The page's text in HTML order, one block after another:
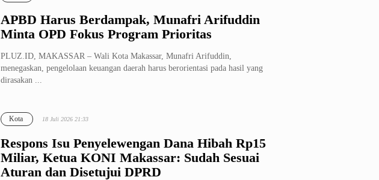
APBD Harus Berdampak, Munafri Arifuddin
Minta OPD Fokus Program Prioritas
PLUZ.ID, MAKASSAR – Wali Kota Makassar, Munafri Arifuddin,
menegaskan, pengelolaan keuangan daerah harus berorientasi pada hasil yang
dirasakan ...
Respons Isu Penyelewengan Dana Hibah Rp15
Miliar, Ketua KONI Makassar: Sudah Sesuai
Aturan dan Disetujui DPRD
Kota 18 Juli 2026 21:33